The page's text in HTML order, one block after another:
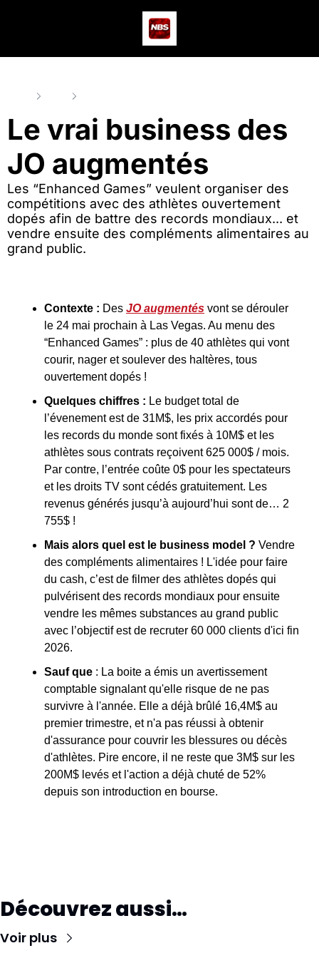
Le vrai business des
JO augmentés
Les “Enhanced Games” veulent organiser des
compétitions avec des athlètes ouvertement
dopés afin de battre des records mondiaux... et
vendre ensuite des compléments alimentaires au
grand public.
Contexte : Des JO augmentés vont se dérouler
le 24 mai prochain à Las Vegas. Au menu des
“Enhanced Games” : plus de 40 athlètes qui vont
courir, nager et soulever des haltères, tous
ouvertement dopés !
Quelques chiffres : Le budget total de
l’évenement est de 31M$, les prix accordés pour
les records du monde sont fixés à 10M$ et les
athlètes sous contrats reçoivent 625 000$ / mois.
Par contre, l’entrée coûte 0$ pour les spectateurs
et les droits TV sont cédés gratuitement. Les
revenus générés jusqu’à aujourd’hui sont de… 2
755$ !
Mais alors quel est le business model ? Vendre
des compléments alimentaires ! L'idée pour faire
du cash, c’est de filmer des athlètes dopés qui
pulvérisent des records mondiaux pour ensuite
vendre les mêmes substances au grand public
avec l’objectif est de recruter 60 000 clients d'ici fin
2026.
Sauf que : La boite a émis un avertissement
comptable signalant qu'elle risque de ne pas
survivre à l'année. Elle a déjà brûlé 16,4M$ au
premier trimestre, et n'a pas réussi à obtenir
d'assurance pour couvrir les blessures ou décès
d'athlètes. Pire encore, il ne reste que 3M$ sur les
200M$ levés et l'action a déjà chuté de 52%
depuis son introduction en bourse.
Découvrez aussi…
Voir plus